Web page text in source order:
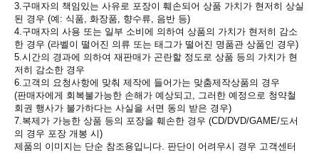
3.구매자의 책임있는 사유로 포장이 훼손되어 상품 가치가 현저히 상실
된 경우 (예: 식품, 화장품, 향수류, 음반 등)
4.구매자의 사용 또는 일부 소비에 의하여 상품의 가치가 현저히 감소
한 경우 (라벨이 떨어진 의류 또는 태그가 떨어진 명품관 상품인 경우)
5.시간의 경과에 의하여 재판매가 곤란할 정도로 상품 등의 가치가 현
저히 감소한 경우
6.고객의 요청사항에 맞춰 제작에 들어가는 맞춤제작상품의 경우
(판매자에게 회복불가능한 손해가 예상되고, 그러한 예정으로 청약철
회권 행사가 불가하다는 사실을 서면 동의 받은 경우)
7.복제가 가능한 상품 등의 포장을 훼손한 경우 (CD/DVD/GAME/도서
의 경우 포장 개봉 시)
제품의 이미지는 단순 참조용입니다. 판단이 어려우시 경우 고객센터